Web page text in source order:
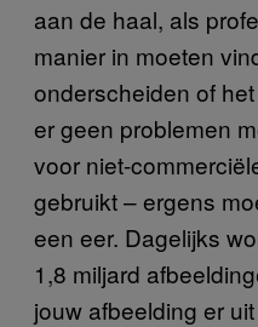
aan de haal, als
manier in moeten
onderscheiden of
er geen problemen
voor niet-
gebruikt – ergens
een eer. Dagelijks
1,8 miljard
jouw afbeelding er